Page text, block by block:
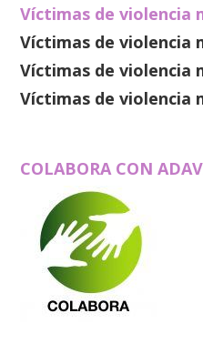
Víctimas de violencia
Víctimas de violencia
Víctimas de violencia
Víctimas de violencia
COLABORA CON